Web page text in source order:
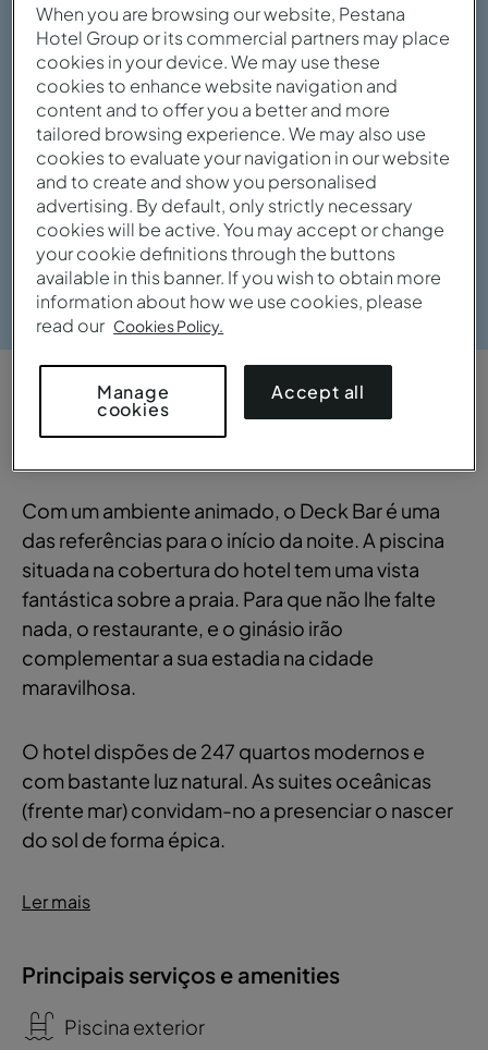
Ver galeria
VISTA GERAL
Citadino e panorâmico
Com um ambiente animado, o Deck Bar é uma
das referências para o início da noite. A piscina
situada na cobertura do hotel tem uma vista
fantástica sobre a praia. Para que não lhe falte
nada, o restaurante, e o ginásio irão
complementar a sua estadia na cidade
maravilhosa.
O hotel dispões de 247 quartos modernos e
com bastante luz natural. As suites oceânicas
(frente mar) convidam-no a presenciar o nascer
do sol de forma épica.
Ler mais
Principais serviços e amenities
Piscina exterior
When you are browsing our website, Pestana
Hotel Group or its commercial partners may place
cookies in your device. We may use these
cookies to enhance website navigation and
content and to offer you a better and more
tailored browsing experience. We may also use
cookies to evaluate your navigation in our website
and to create and show you personalised
advertising. By default, only strictly necessary
cookies will be active. You may accept or change
your cookie definitions through the buttons
available in this banner. If you wish to obtain more
information about how we use cookies, please
read our Cookies Policy.
Manage
cookies
Accept all